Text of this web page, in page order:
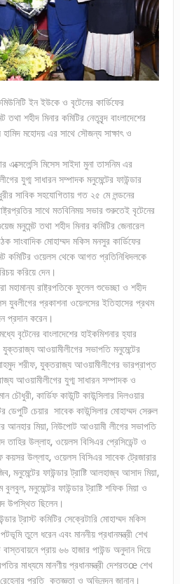
ইন ইউকে ও বৃটেনের কার্ডিফের
তথা শহীদ মিনার কমিটির নেতৃবৃন্দ বাংলাদেশের
মহোদয় এর সাথে সৌজন্য সাক্ষাৎ ও
এক্সেলেন্সি মিসেস সাইদা মুনা তাসনিম এর
যুগ্ম সাধারন সম্পাদক মনুমেন্টের ফাউন্ডার
সাবিক সহযোগিতায় গত ২৫ মে লন্ডনের
সাথে মতবিনিময় সভার শুরুতেই বৃটেনের
মনুমেন্ট তথা শহীদ মিনার কমিটির জেনারেল
সাংবাদিক মোহাম্মদ মকিস মনসুর কার্ডিফের
কমিটির ওয়েলস থেকে আগত প্রতিনিধিদলকে
করিয়ে দেন।
রাষ্ট্রপতিকে ফুলেল শুভেচ্ছা ও শহীদ
যুবলীগের প্রকাশনা ওয়েলসের ইতিহাসের প্রথম
প্রদান করেন।
বৃটেনের বাংলাদেশের হাইকমিশনার হ্যার
যুক্তরাজ্য আওয়ামীলীগের সভাপতি মনুমেন্টের
শরীফ, যুক্তরাজ্য আওয়ামীলীগের ভারপ্রাপ্ত
আওয়ামীলীগের যুগ্ম সাধারন সম্পাদক ও
চৌধুরী, কার্ডিফ কাউন্টি কাউন্সিলার দিলওয়ার
ডেপুটি চেয়ার সাবেক কাউন্সিলার মোহাম্মদ সেরুল
আনহার মিয়া, নিউপোট আওয়ামী লীগের সভাপতি
তাহির উল্লাহ, ওয়েলস বিসিএর প্রেসিডেন্ট ও
কয়সর উল্লাহ, ওয়েলস বিসিএর সাবেক ট্রেজারার
মনুমেন্টের ফাউন্ডার ট্রাষ্টি আলহাজ্ব আসাদ মিয়া,
বুলবুল, মনুমেন্টের ফাউন্ডার ট্রাষ্টি শফিক মিয়া ও
উপস্থিত ছিলেন।
ট্রাস্ট কমিটির সেক্রেটারি মোহাম্মদ মকিস
তুলে ধরেন এবং মাননীয় প্রধানমন্ত্রী শেখ
প্রায় ৬৬ হাজার পাউন্ড অনুদান দিয়ে
মাধ্যমে মানণীয় প্রধানমন্ত্রী দেশরতœ শেখ
প্রতি কৃতজ্ঞতা ও অভিনন্দন জানান।